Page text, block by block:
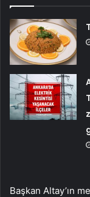
Başkan Altay’ın